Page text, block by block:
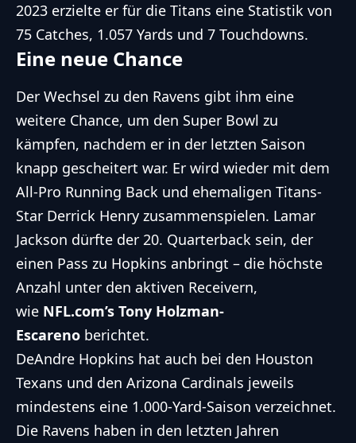
2023 erzielte er für die Titans eine Statistik von
75 Catches, 1.057 Yards und 7 Touchdowns.
Eine neue Chance
Der Wechsel zu den Ravens gibt ihm eine
weitere Chance, um den Super Bowl zu
kämpfen, nachdem er in der letzten Saison
knapp gescheitert war. Er wird wieder mit dem
All-Pro Running Back und ehemaligen Titans-
Star Derrick Henry zusammenspielen. Lamar
Jackson dürfte der 20. Quarterback sein, der
einen Pass zu Hopkins anbringt – die höchste
Anzahl unter den aktiven Receivern,
wie NFL.com’s Tony Holzman-
Escareno berichtet.
DeAndre Hopkins hat auch bei den Houston
Texans und den Arizona Cardinals jeweils
mindestens eine 1.000-Yard-Saison verzeichnet.
Die Ravens haben in den letzten Jahren